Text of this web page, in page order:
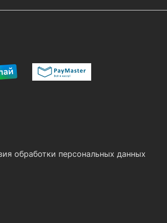
обработки персональных данных